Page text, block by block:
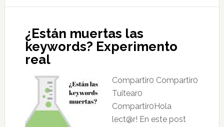
¿Están muertas las
keywords? Experimento
real
Compartir0 Compartir0
Tuitear0
Compartir0Hola
lect@r! En este post